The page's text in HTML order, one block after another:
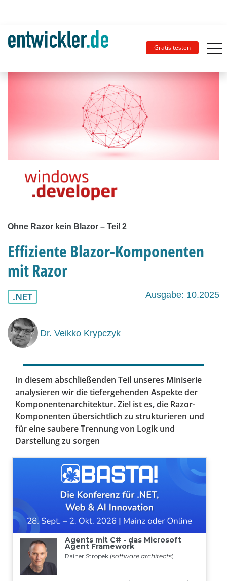
Gratis testen
Ohne Razor kein Blazor – Teil 2
Effiziente Blazor-Komponenten
mit Razor
.NET Ausgabe: 10.2025
Dr. Veikko Krypczyk
In diesem abschließenden Teil unseres Miniserie
analysieren wir die tiefergehenden Aspekte der
Komponentenarchitektur. Ziel ist es, die Razor-
Komponenten übersichtlich zu strukturieren und
für eine saubere Trennung von Logik und
Darstellung zu sorgen